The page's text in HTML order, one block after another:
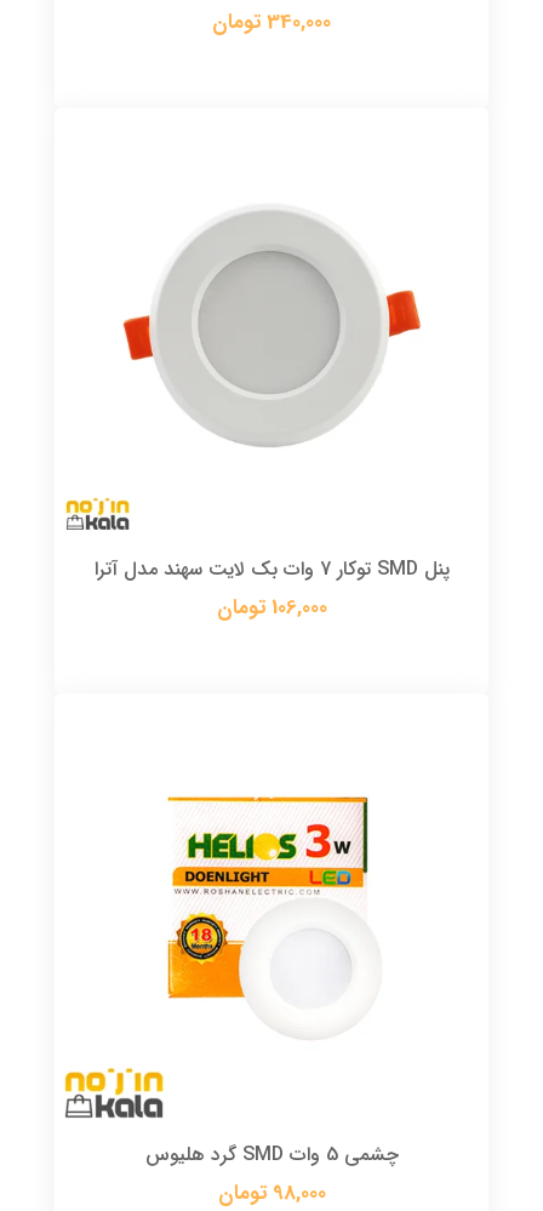
340,000 تومان
پنل SMD توکار 7 وات بک لایت سهند مدل آترا
106,000 تومان
چشمی 5 وات SMD گرد هلیوس
98,000 تومان